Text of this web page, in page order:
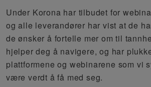
Under Korona har tilbudet for
og alle leverandører har vist at de
de ønsker å fortelle mer om til
hjelper deg å navigere, og har
plattformene og webinarene som vi
være verdt å få med seg.